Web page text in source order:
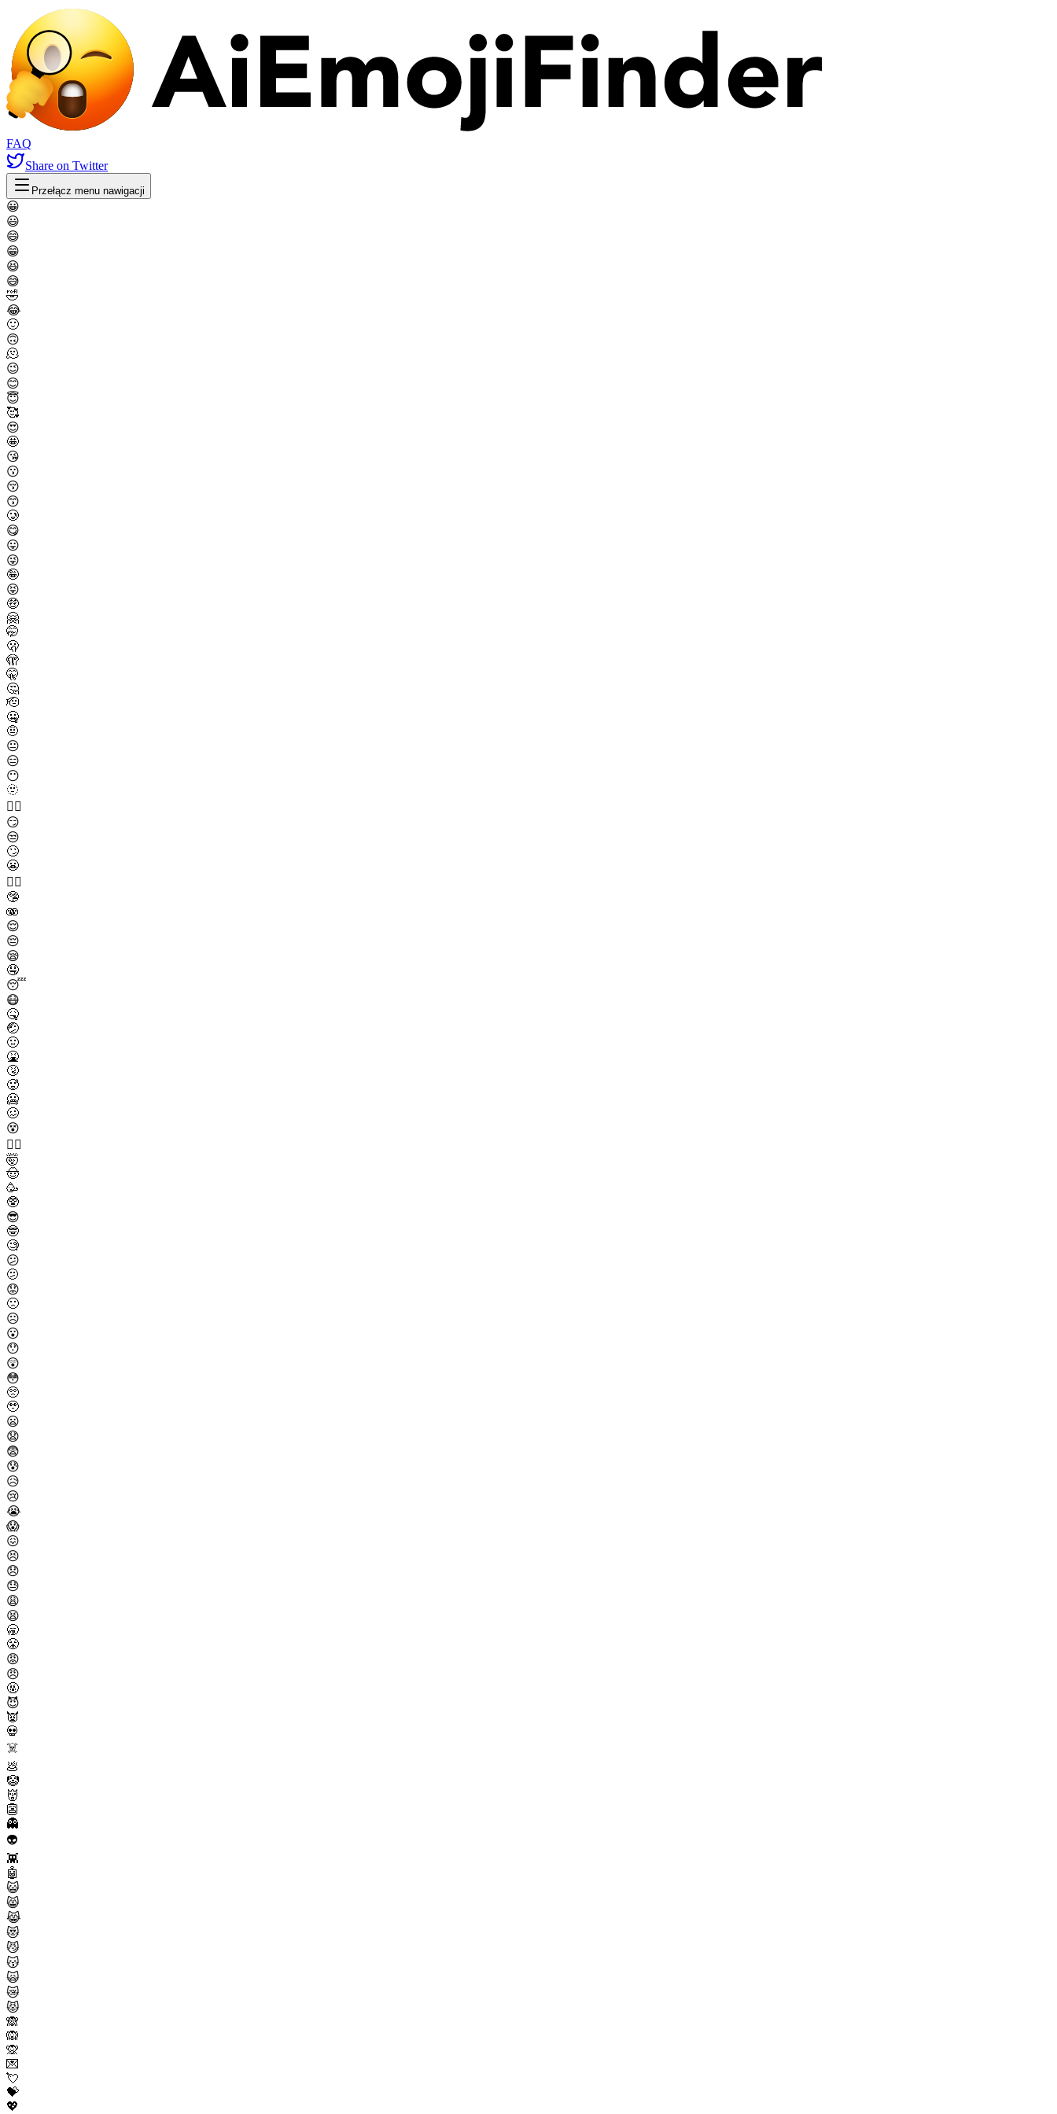
FAQ
Share on Twitter
Przełącz menu nawigacji
😀
😃
😄
😁
😆
😅
🤣
😂
🙂
🙃
🫠
😉
😊
😇
🥰
😍
🤩
😘
😗
😚
😙
🥲
😋
😛
😜
🤪
😝
🤑
🤗
🤭
🫢
🫣
🤫
🤔
🫡
🤐
🤨
😐
😑
😶
🫥
😶‍🌫️
😏
😒
🙄
😬
😮‍💨
🤥
🫨
😌
😔
😪
🤤
😴
😷
🤒
🤕
🤢
🤮
🤧
🥵
🥶
🥴
😵
😵‍💫
🤯
🤠
🥳
🥸
😎
🤓
🧐
😕
🫤
😟
🙁
☹️
😮
😯
😲
😳
🥺
🥹
😦
😧
😨
😰
😥
😢
😭
😱
😖
😣
😞
😓
😩
😫
🥱
😤
😡
😠
🤬
😈
👿
💀
☠️
💩
🤡
👹
👺
👻
👽
👾
🤖
😺
😸
😹
😻
😼
😽
🙀
😿
😾
🙈
🙉
🙊
💌
💘
💝
💖